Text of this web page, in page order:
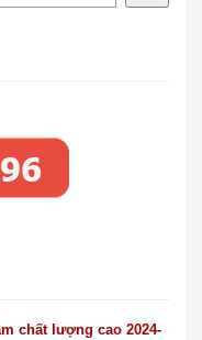
chất lượng cao 2024-